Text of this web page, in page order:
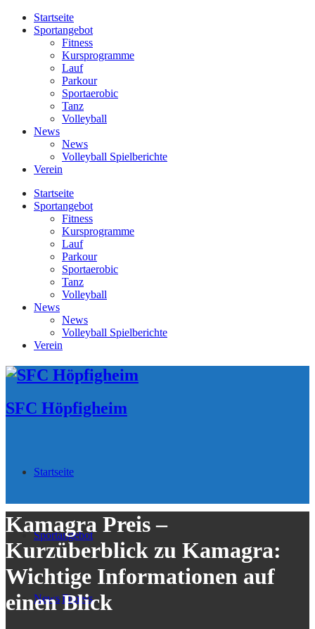
Startseite
Sportangebot
Fitness
Kursprogramme
Lauf
Parkour
Sportaerobic
Tanz
Volleyball
News
News
Volleyball Spielberichte
Verein
Startseite
Sportangebot
Fitness
Kursprogramme
Lauf
Parkour
Sportaerobic
Tanz
Volleyball
News
News
Volleyball Spielberichte
Verein
SFC Höpfigheim
Startseite
Sportangebot
Fitness
News
Kamagra Preis –
Kurzüberblick zu Kamagra:
Wichtige Informationen auf
einen Blick